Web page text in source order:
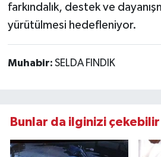
farkındalık, destek ve
yürütülmesi hedefleniyor.
Muhabir: SELDA FINDIK
Bunlar da ilginizi çekebilir